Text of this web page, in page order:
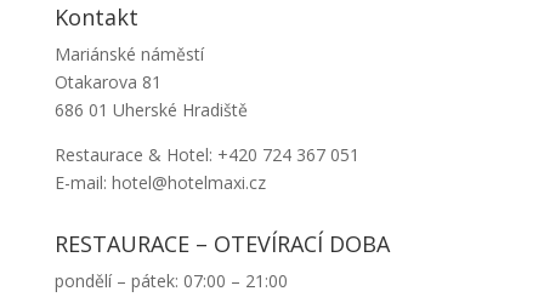
Kontakt
Mariánské náměstí
Otakarova 81
686 01 Uherské Hradiště
Restaurace & Hotel: +420 724 367 051
E-mail: hotel@hotelmaxi.cz
RESTAURACE – OTEVÍRACÍ DOBA
pondělí – pátek: 07:00 – 21:00